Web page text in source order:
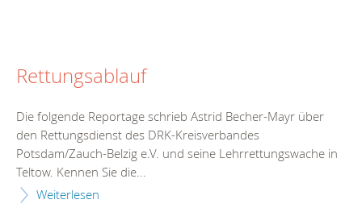
Rettungsablauf
Die folgende Reportage schrieb Astrid Becher-Mayr über
den Rettungsdienst des DRK-Kreisverbandes
Potsdam/Zauch-Belzig e.V. und seine Lehrrettungswache in
Teltow. Kennen Sie die...
Weiterlesen